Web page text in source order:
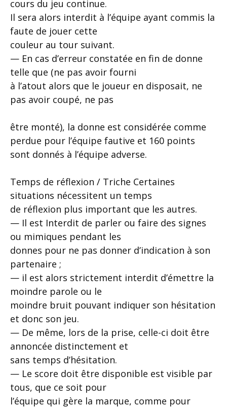
cours du jeu continue.
Il sera alors interdit à l’équipe ayant commis la
faute de jouer cette
couleur au tour suivant.
— En cas d’erreur constatée en fin de donne
telle que (ne pas avoir fourni
à l’atout alors que le joueur en disposait, ne
pas avoir coupé, ne pas
être monté), la donne est considérée comme
perdue pour l’équipe fautive et 160 points
sont donnés à l’équipe adverse.
Temps de réflexion / Triche Certaines
situations nécessitent un temps
de réflexion plus important que les autres.
— Il est Interdit de parler ou faire des signes
ou mimiques pendant les
donnes pour ne pas donner d’indication à son
partenaire ;
— il est alors strictement interdit d’émettre la
moindre parole ou le
moindre bruit pouvant indiquer son hésitation
et donc son jeu.
— De même, lors de la prise, celle-ci doit être
annoncée distinctement et
sans temps d’hésitation.
— Le score doit être disponible est visible par
tous, que ce soit pour
l’équipe qui gère la marque, comme pour